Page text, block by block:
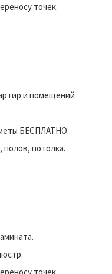
точек.
и помещений
БЕСПЛАТНО.
потолка.
точек.